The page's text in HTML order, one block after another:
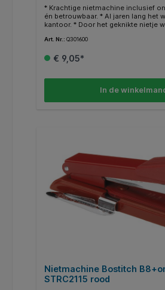
* Krachtige nietmachine inclusief
én betrouwbaar. * Al jaren lang het
kantoor. * Door het geknikte nietje
Capaciteit 25vel.
Art. Nr.: Q301600
€ 9,05*
In de
Nietmachine Bostitch
STRC2115 rood